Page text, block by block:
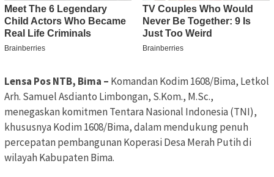
Lensa Pos NTB, Bima – Komandan Kodim 1608/Bima, Letkol
Arh. Samuel Asdianto Limbongan, S.Kom., M.Sc.,
menegaskan komitmen Tentara Nasional Indonesia (TNI),
khususnya Kodim 1608/Bima, dalam mendukung penuh
percepatan pembangunan Koperasi Desa Merah Putih di
wilayah Kabupaten Bima.